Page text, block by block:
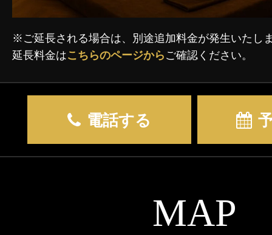
※ご延長される場合は、別途追加料金が発生いたし
延長料金はこちらのページから ご確認ください。
電話する
MAP